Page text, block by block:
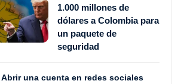
1.000 millones de
dólares a Colombia para
un paquete de
seguridad
Abrir una cuenta en redes sociales